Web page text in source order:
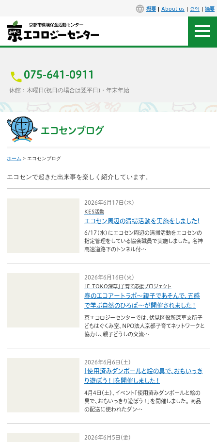
概要 About us 요약 摘要
075-641-0911
休館：木曜日(祝日の場合は翌平日)・年末年始
アクセス
施設案内
イベント
エコメイト・京エコサポーターの方
エコセンブログ
ホーム > エコセンブログ
エコセンで起きた出来事を楽しく紹介しています。
2026年6月17日（水）
KES活動
エコセン周辺の清掃活動を実施をしました!
6/17(水)にエコセン周辺の清掃活動をエコセンの
指定管理をしている協会職員で実施しました。 名神
高速道路下のトンネル付…
2026年6月16日（火）
「E-TOKO深草」子育て応援プロジェクト
春のエコアートラボ〜親子であそんで、五感
で学ぶ自然のひろば〜が開催されました！
京エコロジーセンターでは、伏見区役所深草支所子
どもはぐくみ室、NPO法人京都子育てネットワークと
協力し、親子どうしの交流…
2026年6月6日（土）
「使用済みダンボールと絵の具で、おもいっき
り遊ぼう！」を開催しました！
4月4日（土）、イベント「使用済みダンボールと絵の
具で、おもいっきり遊ぼう！」を開催しました。 商品
の配送に使われたダン…
2026年6月5日（金）